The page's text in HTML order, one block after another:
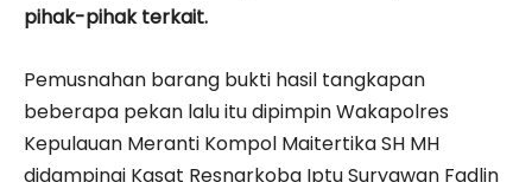
pihak-pihak terkait.
Pemusnahan barang bukti hasil tangkapan
beberapa pekan lalu itu dipimpin Wakapolres
Kepulauan Meranti Kompol Maitertika SH MH
didampingi Kasat Resnarkoba Iptu Suryawan Fadlin